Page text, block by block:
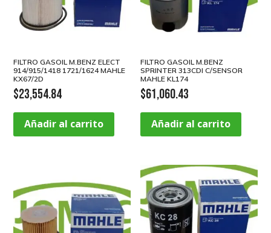
FILTRO GASOIL M.BENZ ELECT
914/915/1418 1721/1624 MAHLE
KX67/2D
$23,554.84
Añadir al carrito
FILTRO GASOIL M.BENZ
SPRINTER 313CDI C/SENSOR
MAHLE KL174
$61,060.43
Añadir al carrito